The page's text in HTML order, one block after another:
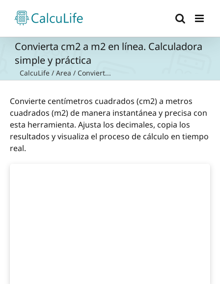
contenido
Convierta cm2 a m2 en línea. Calculadora
simple y práctica
CalcuLife / Area / Conviert...
Convierte centímetros cuadrados (cm2) a metros
cuadrados (m2) de manera instantánea y precisa con
esta herramienta. Ajusta los decimales, copia los
resultados y visualiza el proceso de cálculo en tiempo
real.